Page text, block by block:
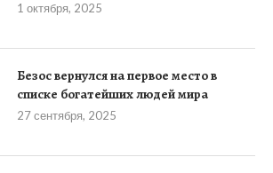
1 октября, 2025
Безос вернулся на первое место в
списке богатейших людей мира
27 сентября, 2025